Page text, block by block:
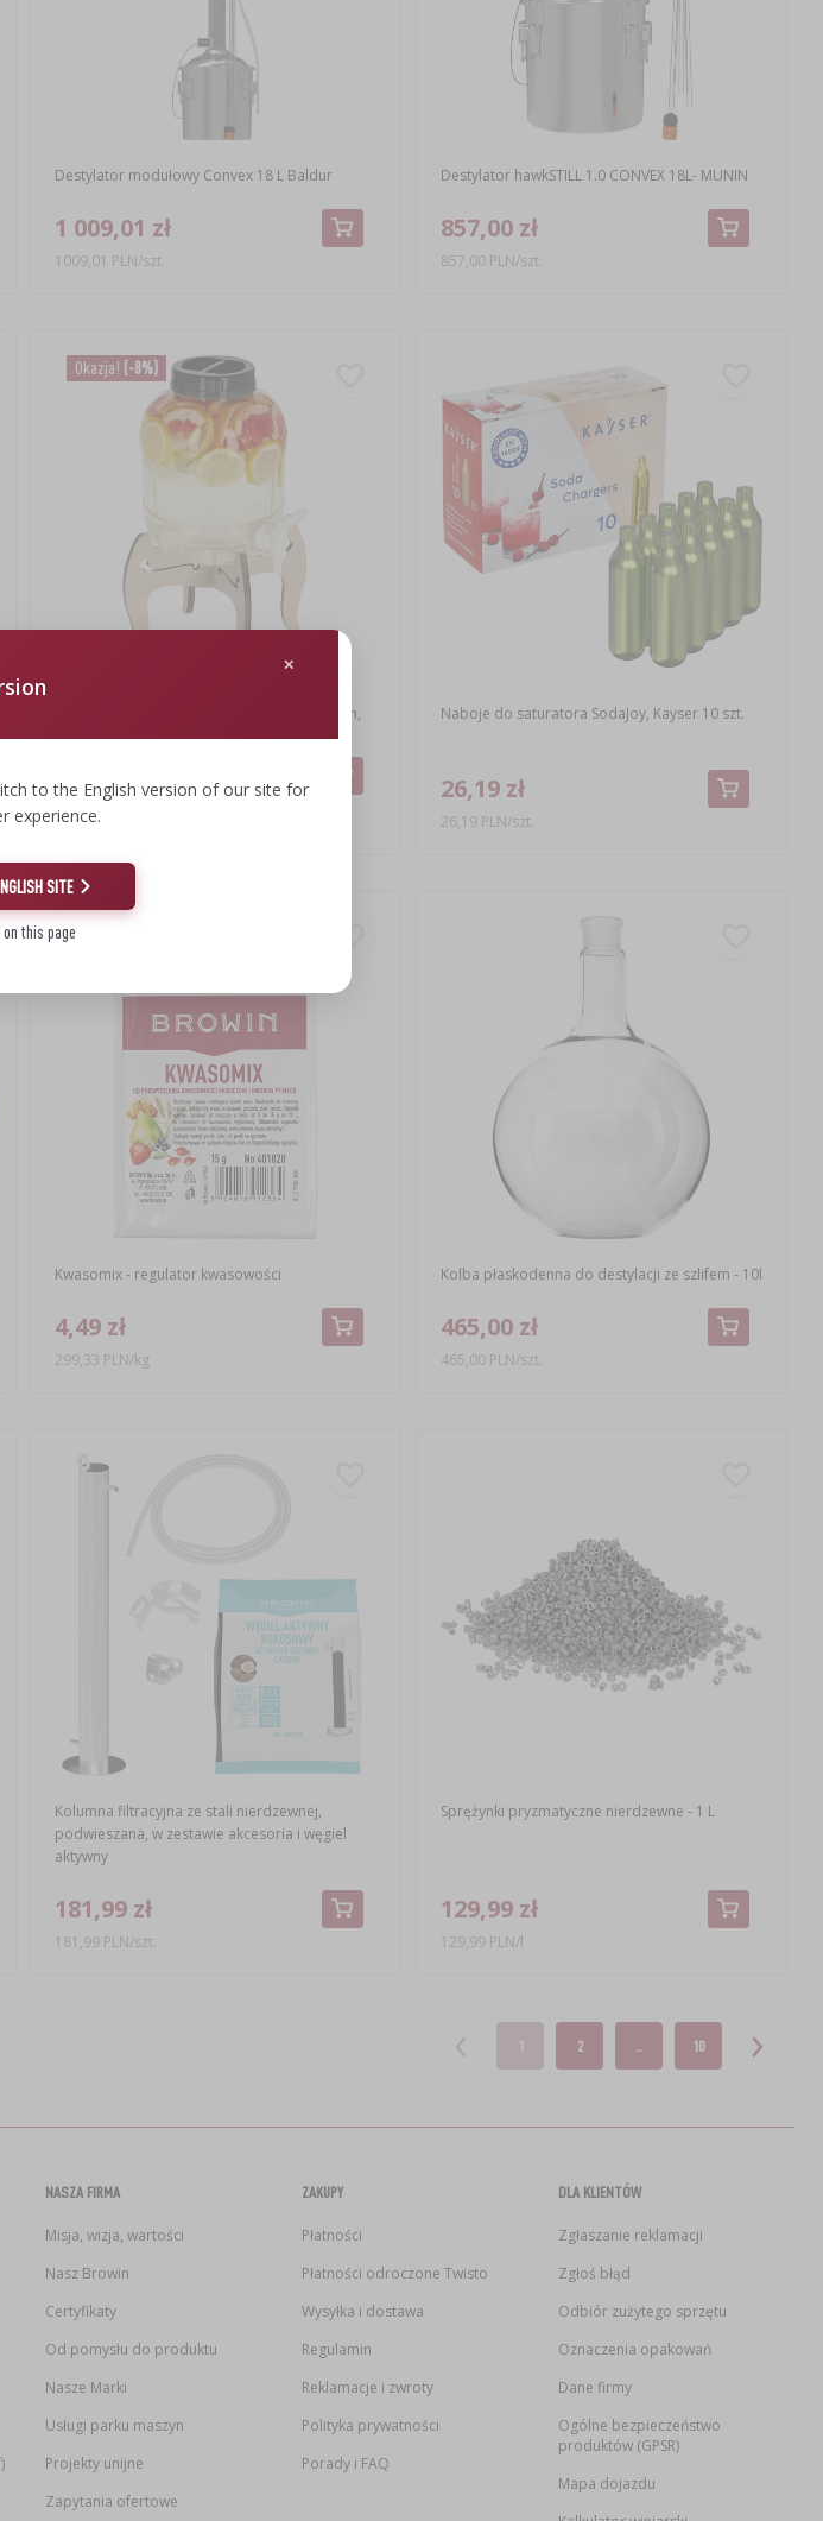
Destylator modułowy Convex 18 L Baldur
1 009,01 zł
1009,01 PLN/szt.
Destylator hawkSTILL 1.0 CONVEX 18L- MUNIN
857,00 zł
857,00 PLN/szt.
Okazja! (-8%)
Słoik nietłukący 5L z kranikiem i dwustronnym,
drewnianym stojakiem
43,49 zł
43,49 PLN/szt.
Naboje do saturatora SodaJoy, Kayser 10 szt.
26,19 zł
26,19 PLN/szt.
Kwasomix - regulator kwasowości
4,49 zł
299,33 PLN/kg
Kolba płaskodenna do destylacji ze szlifem - 10l
465,00 zł
465,00 PLN/szt.
Kolumna filtracyjna ze stali nierdzewnej,
podwieszana, w zestawie akcesoria i węgiel
aktywny
181,99 zł
181,99 PLN/szt.
Sprężynki pryzmatyczne nierdzewne - 1 L
129,99 zł
129,99 PLN/l
1 2 .. 10
to the English version of our site for
experience.
SITE
on this page
NASZA FIRMA
Misja, wizja, wartości
Nasz Browin
Certyfikaty
Od pomysłu do produktu
Nasze Marki
Usługi parku maszyn
Projekty unijne
Zapytania ofertowe
ZAKUPY
Płatności
Płatności odroczone Twisto
Wysyłka i dostawa
Regulamin
Reklamacje i zwroty
Polityka prywatności
Porady i FAQ
DLA KLIENTÓW
Zgłaszanie reklamacji
Zgłoś błąd
Odbiór zużytego sprzętu
Oznaczenia opakowań
Dane firmy
Ogólne bezpieczeństwo
produktów (GPSR)
Mapa dojazdu